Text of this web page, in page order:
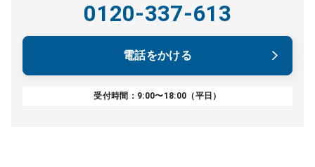
0120-337-613
電話をかける
受付時間：9:00〜18:00（平日）